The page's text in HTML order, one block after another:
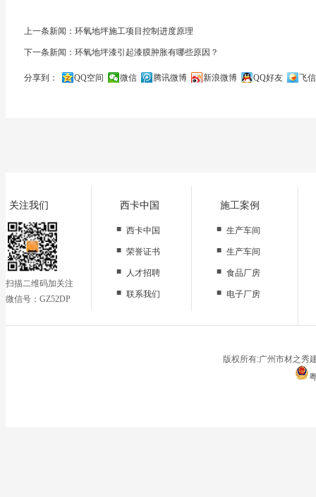
上一条新闻：环氧地坪施工项目控制进度原理
下一条新闻：环氧地坪漆引起漆膜肿胀有哪些原因？
分享到： QQ空间 微信 腾讯微博 新浪微博 QQ好友
飞信
关注我们
扫描二维码加关注
微信号：GZ52DP
西卡中国
■ 西卡中国
■ 荣誉证书
■
人才招聘
■ 联系我们
施工案例
■ 生产车间
■ 生产车间
■ 食品厂房
■ 电子厂房
停车场
版权所有:广州市材之